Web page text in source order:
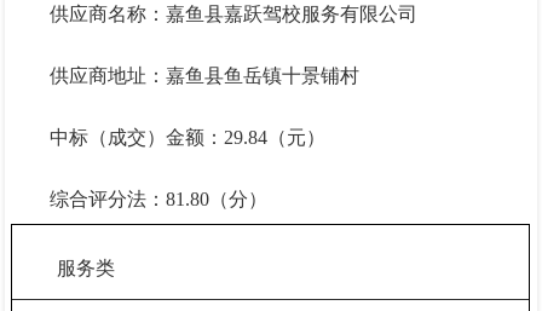
供应商名称：嘉鱼县嘉跃驾校服务有限公司
供应商地址：嘉鱼县鱼岳镇十景铺村
中标（成交）金额： 29.84 （元）
综合评分法：81.80（分）
服务类